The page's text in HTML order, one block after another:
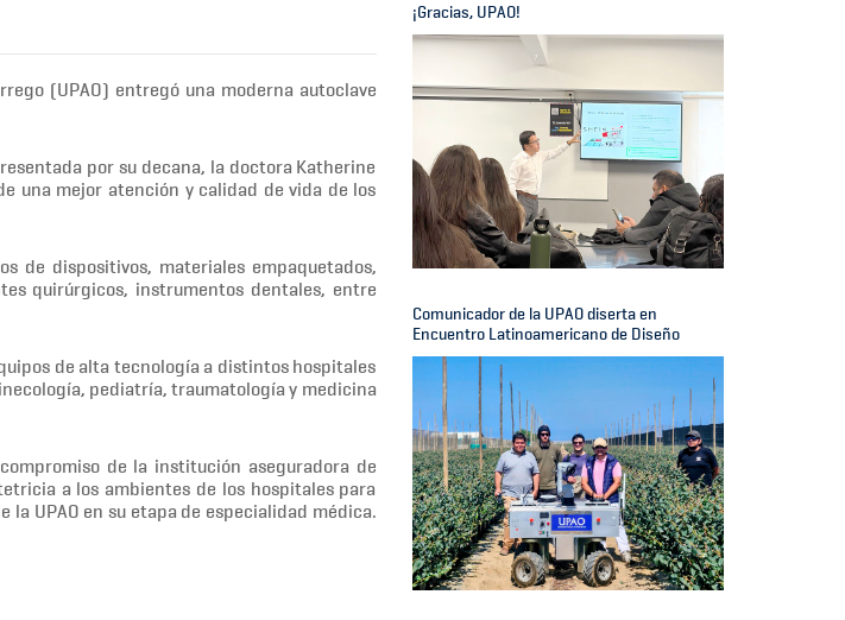
(UPAO) entregó una moderna autoclave
por su decana, la doctora Katherine
una mejor atención y calidad de vida de los
de dispositivos, materiales empaquetados,
quirúrgicos, instrumentos dentales, entre
de alta tecnología a distintos hospitales
pediatría, traumatología y medicina
de la institución aseguradora de
a los ambientes de los hospitales para
UPAO en su etapa de especialidad médica.
¡Gracias, UPAO!
Comunicador de la UPAO diserta en
Encuentro Latinoamericano de Diseño